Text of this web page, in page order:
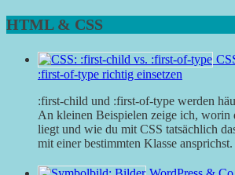
HTML & CSS
:first-of-type richtig einsetzen
:first-child und :first-of-type werden
An kleinen Beispielen zeige ich, worin
liegt und wie du mit CSS tatsächlich
mit einer bestimmten Klasse ansprichst.